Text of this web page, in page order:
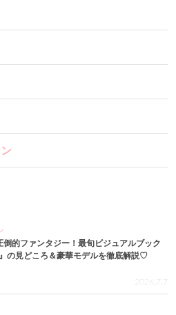
倒的ファンタジー！最旬ビジュアルブック
』の見どころ＆豪華モデルを徹底解説♡
2026.7.7